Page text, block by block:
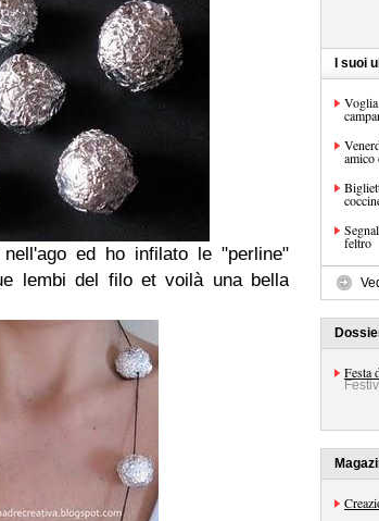
ed ho infilato le "perline"
lembi del filo et voilà una bella
I suoi
amico
feltro
Festa